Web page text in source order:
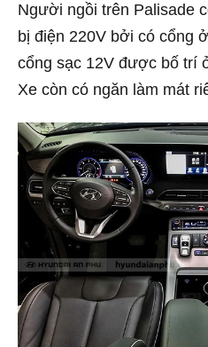
Người ngồi trên Palisade
bị điện 220V bởi có cổng
cổng sạc 12V được bố trí
Xe còn có ngăn làm mát